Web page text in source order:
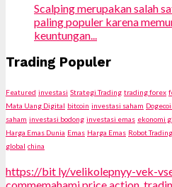
Scalping merupakan salah
paling populer karena
keuntungan...
Trading Populer
Featured investasi Strategi Trading trading forex
Mata Uang Digital bitcoin investasi saham
saham investasi bodong investasi emas ekonomi
Harga Emas Dunia Emas Harga Emas Robot Trading
global china
https://bit ly/velikolepnyy-vek-